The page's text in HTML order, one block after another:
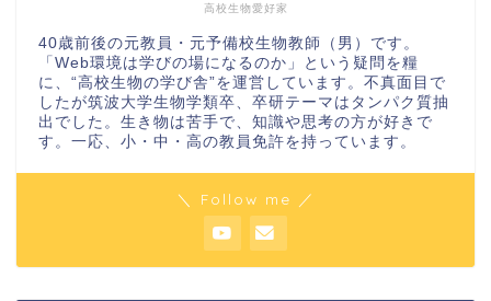
高校生物愛好家
40歳前後の元教員・元予備校生物教師（男）です。
「Web環境は学びの場になるのか」という疑問を糧
に、“高校生物の学び舎”を運営しています。不真面目で
したが筑波大学生物学類卒、卒研テーマはタンパク質抽
出でした。生き物は苦手で、知識や思考の方が好きで
す。一応、小・中・高の教員免許を持っています。
＼ Follow me ／